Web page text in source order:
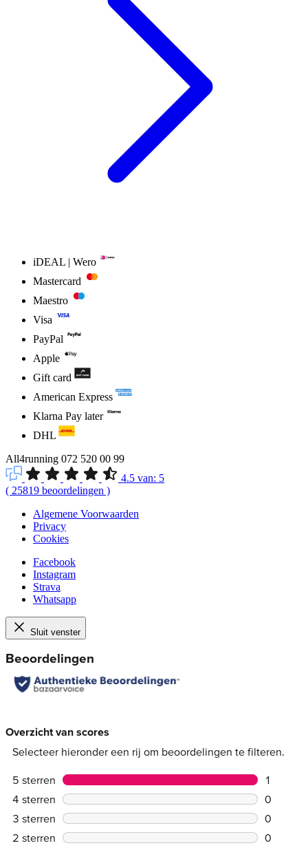
iDEAL | Wero
Mastercard
Maestro
Visa
PayPal
Apple
Gift card
American Express
Klarna Pay later
DHL
All4running 072 520 00 99
4.5 van: 5
( 25819 beoordelingen )
Algemene Voorwaarden
Privacy
Cookies
Facebook
Instagram
Strava
Whatsapp
Sluit venster